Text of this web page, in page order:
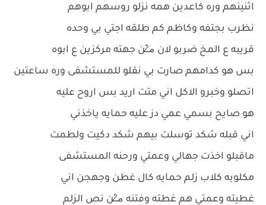
اثنينهم وره كاعدين همه نزلو روسهم ابوهم
نظرب بجتفه وكاظم كم طلقه اجتي بي وحده
قريبه ع المخ ضربو لان م̷ـــِْن جهته مركزين ع ابوه
بس هو كدامهم صارت بي نقلو للمستشفى وره ساعتين
اتصلو وخبرو الاكل اني متت اريد بس اروح عليه
هو صايح بسمي عمي دز عليه حمايه ياخذني
اني قبله شكد توسلت بيهم شكد دكيت ولطمت
ماقبلو اخذت جهالي وعمتي ورحنه المستشفى
مكلوبه كلاب زلم حمايه كال غطن وجهجن اني
غطيته وعمتي هم غطته وفتنه م̷ـــِْن نص الزلم